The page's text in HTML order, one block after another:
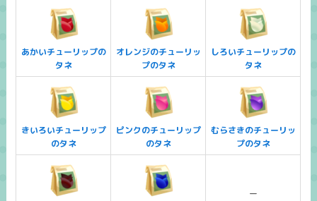
あかいチューリップの
タネ
オレンジのチューリッ
プのタネ
しろいチューリップの
タネ
きいろいチューリップ
のタネ
ピンクのチューリップ
のタネ
むらさきのチューリッ
プのタネ
ー